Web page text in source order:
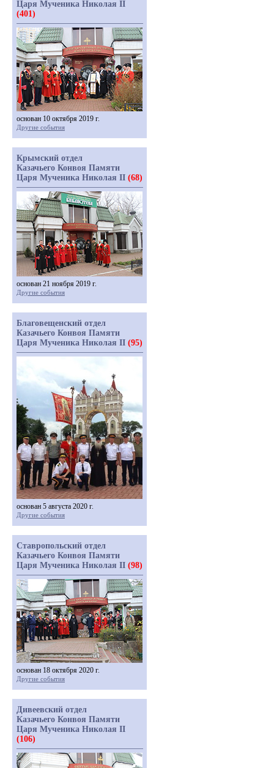
Царя Мученика Николая II
(401)
основан 10 октября 2019 г.
Другие события
Крымский отдел
Казачьего Конвоя Памяти
Царя Мученика Николая II (68)
основан 21 ноября 2019 г.
Другие события
Благовещенский отдел
Казачьего Конвоя Памяти
Царя Мученика Николая II (95)
основан 5 августа 2020 г.
Другие события
Ставропольский отдел
Казачьего Конвоя Памяти
Царя Мученика Николая II (98)
основан 18 октября 2020 г.
Другие события
Дивеевский отдел
Казачьего Конвоя Памяти
Царя Мученика Николая II
(106)